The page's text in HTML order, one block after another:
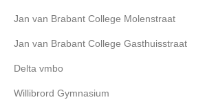
Jan van Brabant College Molenstraat
Jan van Brabant College Gasthuisstraat
Delta vmbo
Willibrord Gymnasium